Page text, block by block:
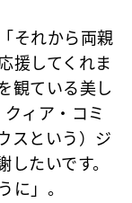
それから両親
援してくれま
観ている美し
ィア・コミ
スという）ジ
たいです。
に」。